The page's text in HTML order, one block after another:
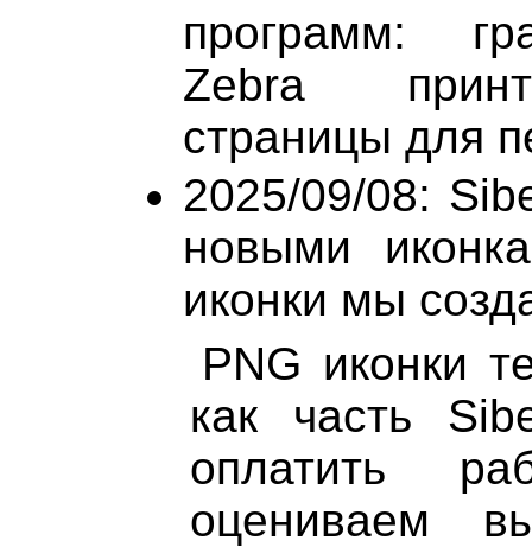
программ:
Zebra
страницы для
2025/09/08:
новыми
иконки мы
PNG иконки
как часть
оплатить
оцениваем